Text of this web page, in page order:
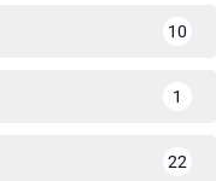
10
1
22